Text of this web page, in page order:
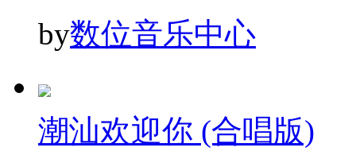
by数位音乐中心
潮汕欢迎你 (合唱版)